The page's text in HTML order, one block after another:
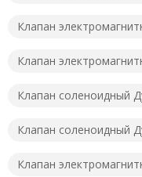
Клапан
Клапан
Клапан соленоидный
Клапан соленоидный
Клапан